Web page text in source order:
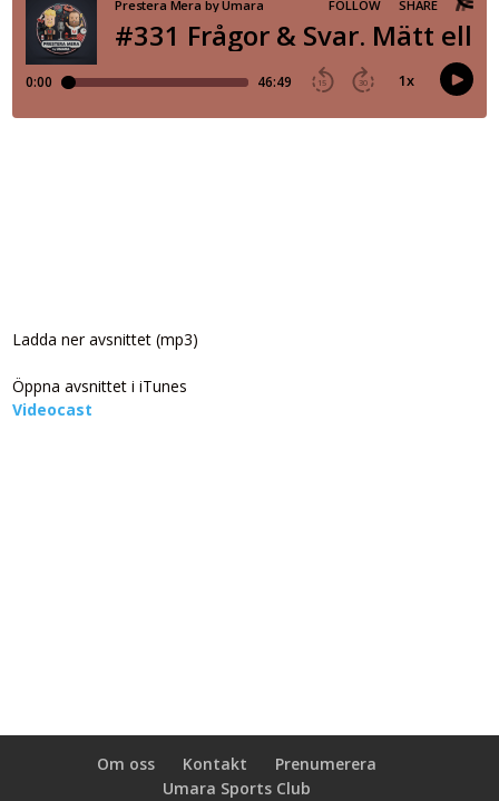
Ladda ner avsnittet (mp3)
Öppna avsnittet i iTunes
Videocast
Om oss Kontakt
Prenumerera
Umara Sports Club